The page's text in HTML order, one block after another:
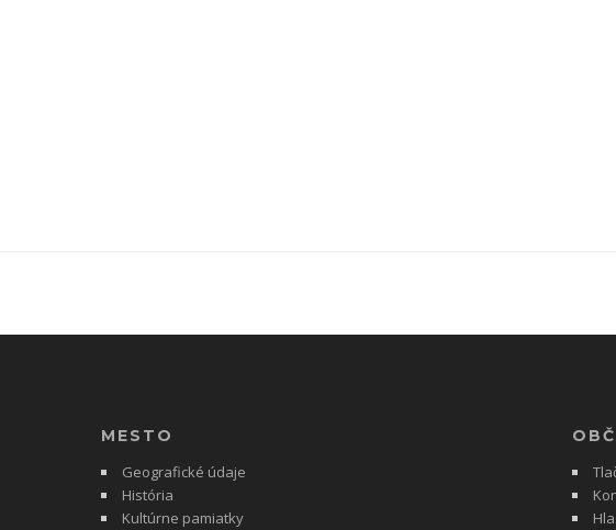
MESTO
Geografické údaje
História
Kultúrne pamiatky